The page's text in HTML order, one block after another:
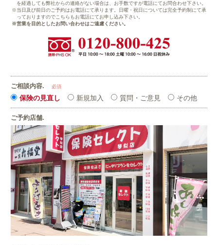
を経過しても弊社からの連絡がない場合は、お手数ですが電話にてお問合わせ下さい。
当日及び前日のご予約はお電話にて承ります。日曜・祝日については完全予約制にて承
っておりますのでこちらもお電話にてお申し込み下さい。
営業を目的としたお問い合わせはご遠慮ください。
ご相談内容. 必須
保険の見直し 新規加入 質問・ご意見 その他
ご予約店舗.